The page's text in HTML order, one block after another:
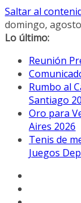
Saltar al
domingo,
Lo último:
Reunión
Rumbo al
Santiago
Oro para
Aires 2026
Tenis de
Juegos